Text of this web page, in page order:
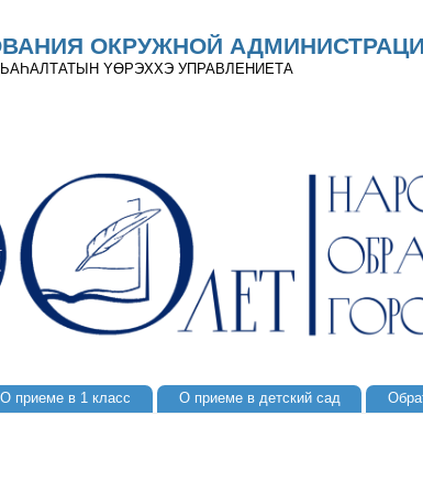
ОКРУЖНОЙ
YӨРЭХХЭ УПРАВЛЕНИЕТА
О приеме в 1 класс О приеме в детский сад